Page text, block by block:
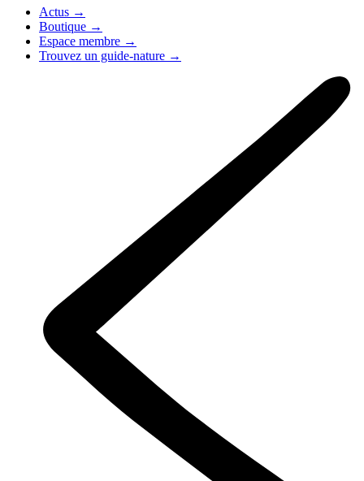
Actus →
Boutique →
Espace membre →
Trouvez un guide-nature →